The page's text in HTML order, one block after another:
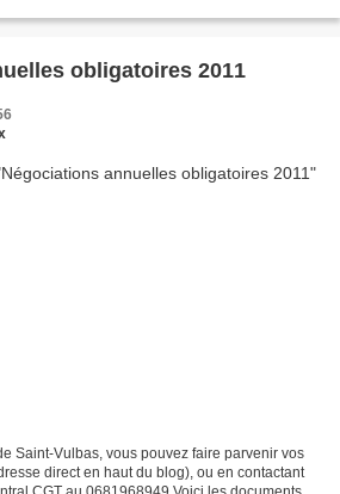
obligatoires 2011
Saint-Vulbas, vous pouvez faire parvenir vos
direct en haut du blog), ou en contactant